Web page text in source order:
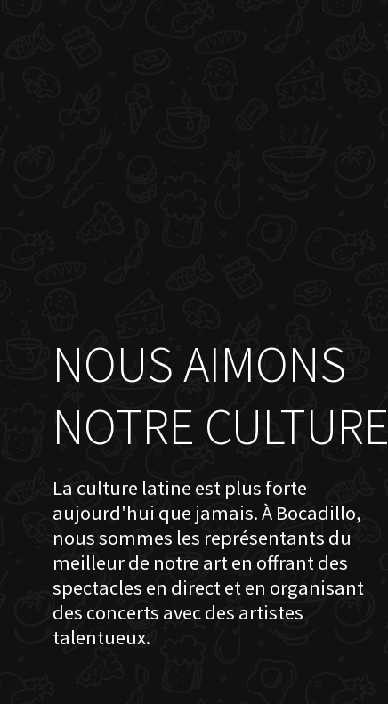
NOUS AIMONS
NOTRE CULTURE
La culture latine est plus forte
aujourd'hui que jamais. À Bocadillo,
nous sommes les représentants du
meilleur de notre art en offrant des
spectacles en direct et en organisant
des concerts avec des artistes
talentueux.